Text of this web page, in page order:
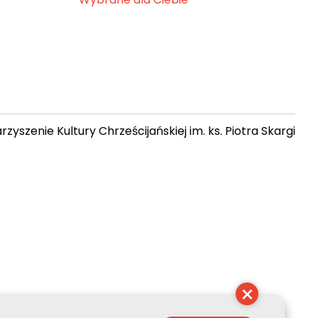
Kultury Chrześcijańskiej im. ks. Piotra Skargi
×